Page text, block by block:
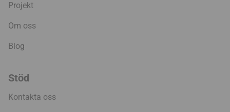
Projekt
Om oss
Blog
Stöd
Kontakta oss